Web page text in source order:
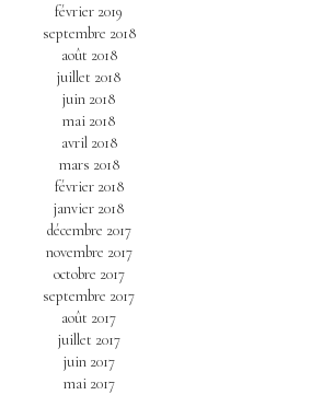
février 2019
septembre 2018
août 2018
juillet 2018
juin 2018
mai 2018
avril 2018
mars 2018
février 2018
janvier 2018
décembre 2017
novembre 2017
octobre 2017
septembre 2017
août 2017
juillet 2017
juin 2017
mai 2017